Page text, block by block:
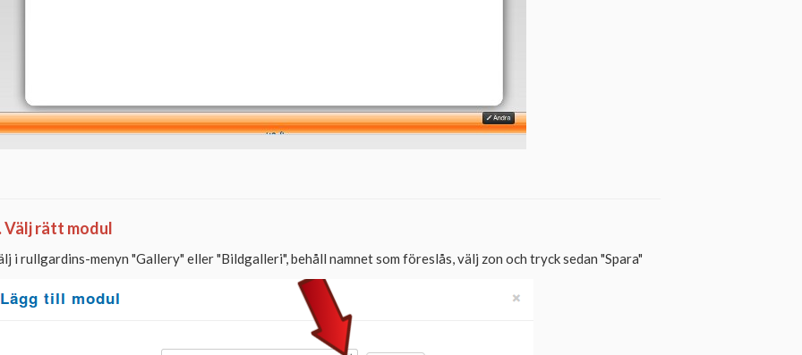
Välj rätt modul
i rullgardins-menyn "Gallery" eller "Bildgalleri", behåll namnet som föreslås, välj zon och tryck sedan "Spara"